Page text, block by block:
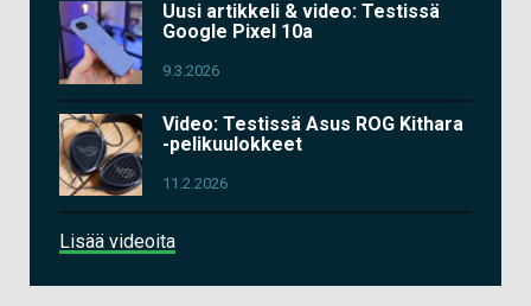
Uusi artikkeli & video: Testissä
Google Pixel 10a
9.3.2026
Video: Testissä Asus ROG Kithara
-pelikuulokkeet
11.2.2026
Lisää videoita